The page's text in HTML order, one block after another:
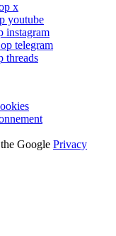
x
youtube
instagram
telegram
threads
Google Privacy